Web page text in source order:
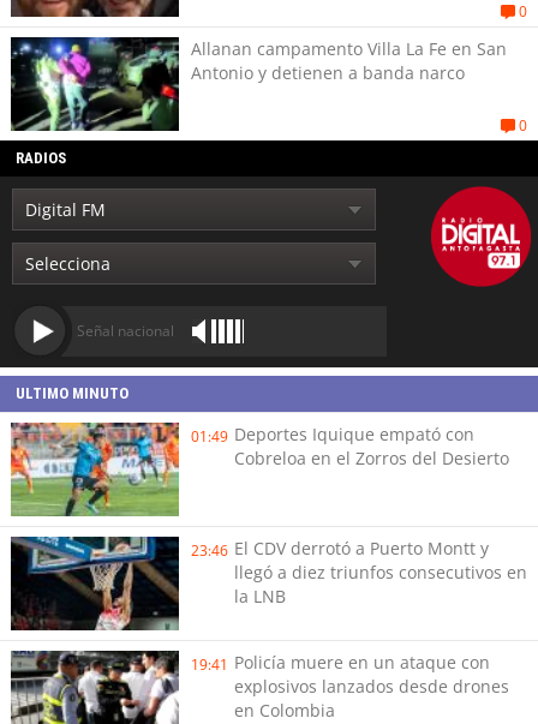
0
Allanan campamento Villa La Fe en San
Antonio y detienen a banda narco
0
RADIOS
Señal nacional
ULTIMO MINUTO
01:49 Deportes Iquique empató con
Cobreloa en el Zorros del Desierto
23:46 El CDV derrotó a Puerto Montt y
llegó a diez triunfos consecutivos en
la LNB
19:41 Policía muere en un ataque con
explosivos lanzados desde drones
en Colombia